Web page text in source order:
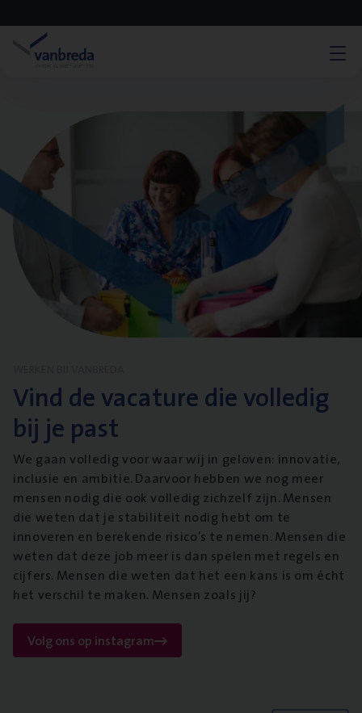
Vind de vacature die volledig
bij je past
We gaan volledig voor waar wij in geloven: innovatie,
inclusie en ambitie. Daarvoor hebben we nog meer
mensen nodig die ook volledig zichzelf zijn. Mensen
die weten dat je stabiliteit nodig hebt om te
innoveren en berekende risico’s te nemen. Mensen die
weten dat deze job meer is dan spelen met regels en
cijfers. Mensen die weten dat het een kans is om écht
het verschil te maken. Mensen zoals jij?
Volg ons op instagram